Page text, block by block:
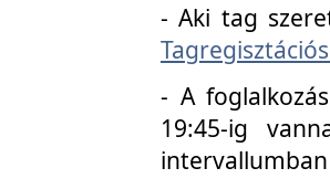
- Aki tag
- A
19:45-ig